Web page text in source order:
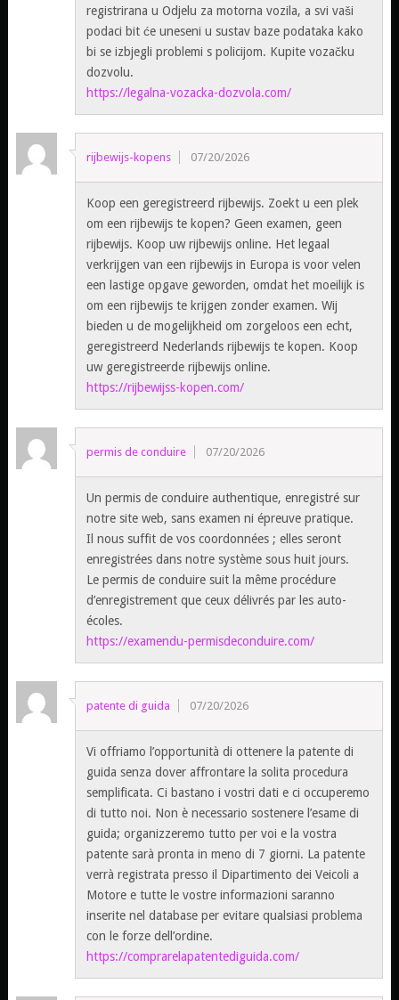
registrirana u Odjelu za motorna vozila, a svi vaši
podaci bit će uneseni u sustav baze podataka kako
bi se izbjegli problemi s policijom. Kupite vozačku
dozvolu.
https://legalna-vozacka-dozvola.com/
rijbewijs-kopens 07/20/2026
Koop een geregistreerd rijbewijs. Zoekt u een plek
om een ​​rijbewijs te kopen? Geen examen, geen
rijbewijs. Koop uw rijbewijs online. Het legaal
verkrijgen van een rijbewijs in Europa is voor velen
een lastige opgave geworden, omdat het moeilijk is
om een ​​rijbewijs te krijgen zonder examen. Wij
bieden u de mogelijkheid om zorgeloos een echt,
geregistreerd Nederlands rijbewijs te kopen. Koop
uw geregistreerde rijbewijs online.
https://rijbewijss-kopen.com/
permis de conduire 07/20/2026
Un permis de conduire authentique, enregistré sur
notre site web, sans examen ni épreuve pratique.
Il nous suffit de vos coordonnées ; elles seront
enregistrées dans notre système sous huit jours.
Le permis de conduire suit la même procédure
d’enregistrement que ceux délivrés par les auto-
écoles.
https://examendu-permisdeconduire.com/
patente di guida 07/20/2026
Vi offriamo l’opportunità di ottenere la patente di
guida senza dover affrontare la solita procedura
semplificata. Ci bastano i vostri dati e ci occuperemo
di tutto noi. Non è necessario sostenere l’esame di
guida; organizzeremo tutto per voi e la vostra
patente sarà pronta in meno di 7 giorni. La patente
verrà registrata presso il Dipartimento dei Veicoli a
Motore e tutte le vostre informazioni saranno
inserite nel database per evitare qualsiasi problema
con le forze dell’ordine.
https://comprarelapatentediguida.com/